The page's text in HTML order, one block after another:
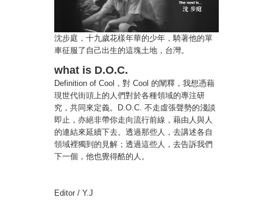
沈步庭，十九歲花樣年華的少年，騎著他的單
車征服了自己出生的這塊土地，台灣。
what is D.O.C.
Definition of Cool，對 Cool 的闡釋，我想憑藉
現世代街頭上的人們對於各種領域的專注研
究，共同來定義。D.O.C. 不走虛張聲勢的淺談
即止，亦絕非帶你走向流行前線，藉由人與人
的連結來延續下去。透過那些人，去講述各自
領域裡獨到的見解；透過這些人，去告訴我們
下一個，他也覺得酷的人。
Editor / Y.J